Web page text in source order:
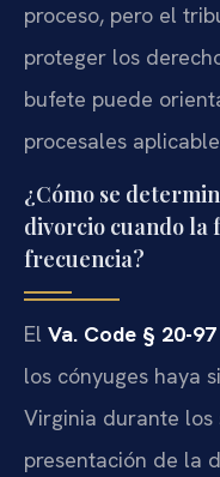
proceso, pero el
proteger los
bufete puede
procesales
¿Cómo se
divorcio cuando la
frecuencia?
El Va. Code § 20-97
los cónyuges haya
Virginia durante los
presentación de la